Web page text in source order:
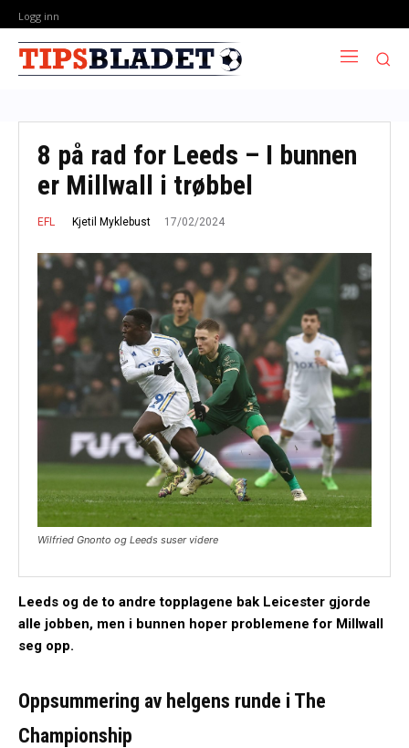
Logg inn
8 på rad for Leeds – I bunnen
er Millwall i trøbbel
EFL Kjetil Myklebust 17/02/2024
Wilfried Gnonto og Leeds suser videre
Leeds og de to andre topplagene bak Leicester gjorde
alle jobben, men i bunnen hoper problemene for Millwall
seg opp.
Oppsummering av helgens runde i The
Championship